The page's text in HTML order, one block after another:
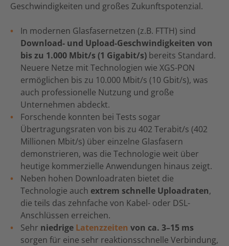
Geschwindigkeiten und großes Zukunftspotenzial.
In modernen Glasfasernetzen (z.B. FTTH) sind
Download- und Upload-Geschwindigkeiten von
bis zu 1.000 Mbit/s (1 Gigabit/s) bereits Standard.
Neuere Netze mit Technologien wie XGS-PON
ermöglichen bis zu 10.000 Mbit/s (10 Gbit/s), was
auch professionelle Nutzung und große
Unternehmen abdeckt.
Forschende konnten bei Tests sogar
Übertragungsraten von bis zu 402 Terabit/s (402
Millionen Mbit/s) über einzelne Glasfasern
demonstrieren, was die Technologie weit über
heutige kommerzielle Anwendungen hinaus zeigt.
Neben hohen Downloadraten bietet die
Technologie auch extrem schnelle Uploadraten,
die teils das zehnfache von Kabel- oder DSL-
Anschlüssen erreichen.
Sehr niedrige Latenzzeiten von ca. 3–15 ms
sorgen für eine sehr reaktionsschnelle Verbindung,